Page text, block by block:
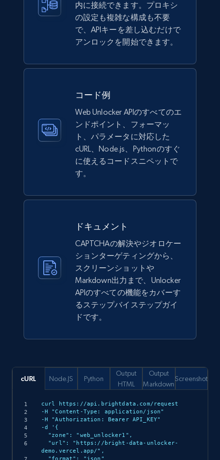
内に接続できます。プロキシ
の設定も複雑な構成も不要
で、APIキーを差し込むだけで
アンロックを開始できます。
コード例
Web Unlocker APIのすべてのエ
ンドポイント、フォーマッ
ト、パラメータに対応した
cURL、Node.js、Pythonのすぐ
に使えるコードスニペットで
す。
ドキュメント
CAPTCHAの解決やジオロケー
ションターゲティングから、
スクリーンショットや
Markdown出力まで、Unlocker
APIのすべての機能をカバーす
るステップバイステップガイ
ドです。
cURL
curl https://api.brightdata.com/request
-H "Content-Type: application/json"
-H "Authorization: Bearer API_KEY"
-d '{
demo.vercel.app/",
Node.JS Python
Output
HTML
Output
Markdown
Screenshot